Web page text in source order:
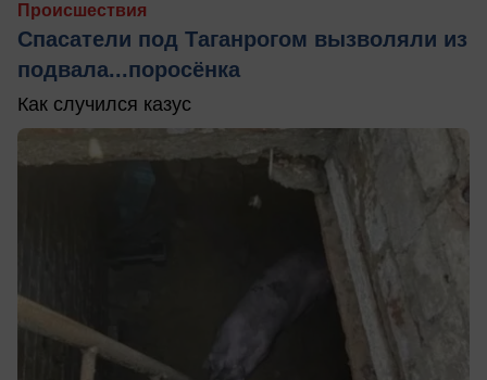
Происшествия
Спасатели под Таганрогом вызволяли из
подвала...поросёнка
Как случился казус